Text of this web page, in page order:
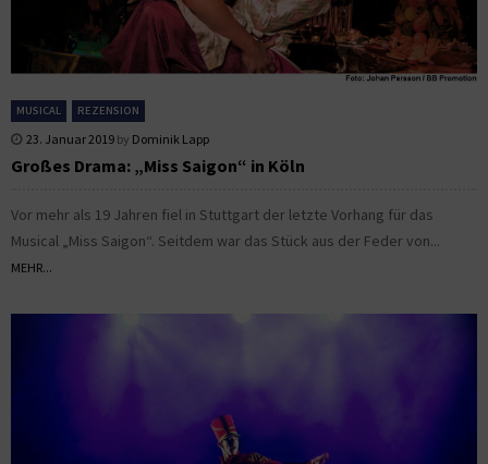
MUSICAL REZENSION
23. Januar 2019 by Dominik Lapp
Großes Drama: „Miss Saigon“ in Köln
Vor mehr als 19 Jahren fiel in Stuttgart der letzte Vorhang für das
Musical „Miss Saigon“. Seitdem war das Stück aus der Feder von...
MEHR...